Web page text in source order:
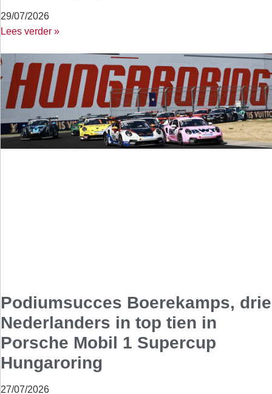
29/07/2026
Lees verder »
Podiumsucces Boerekamps, drie
Nederlanders in top tien in
Porsche Mobil 1 Supercup
Hungaroring
27/07/2026